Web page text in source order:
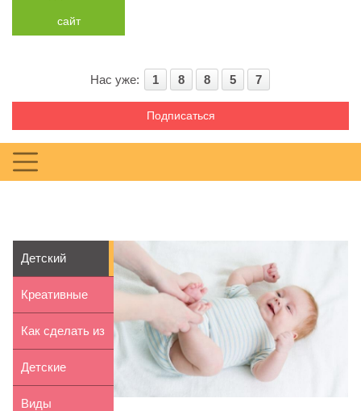
сайт
Нас уже: 1 8 8 5 7
Подписаться
Детский
массаж против
колик
Креативные
поделки:
игрушка Жду...
Как сделать из
толстовки
костюм...
Детские
двухъярусные
Виды